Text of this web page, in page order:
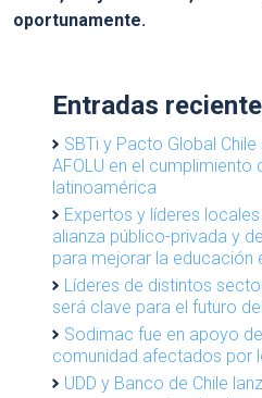
oportunamente.
Entradas
SBTi y Pacto Global
AFOLU en el
latinoamérica
Expertos y líderes
alianza público-privada y
para mejorar la educación
Líderes de distintos
será clave para el futuro
Sodimac fue en apoyo
comunidad afectados por
UDD y Banco de Chile